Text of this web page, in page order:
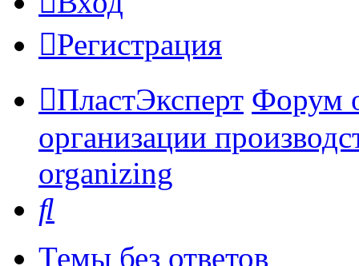
Регистрация
ПластЭксперт Форум
организации
organizing
Темы без ответов